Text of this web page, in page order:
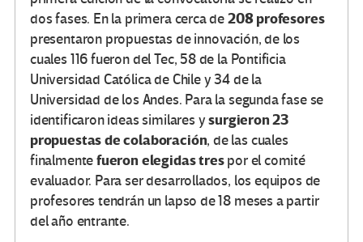
dos fases. En la primera cerca de208 profesores
presentaron propuestas de innovación, de los
cuales 116 fueron del Tec, 58 de la Pontificia
Universidad Católica de Chile y 34 de la
Universidad de los Andes. Para la segunda fase se
identificaron ideas similares ysurgieron 23
propuestas de colaboración, de las cuales
finalmentefueron elegidas trespor el comité
evaluador. Para ser desarrollados, los equipos de
profesores tendrán un lapso de 18 meses a partir
del año entrante.